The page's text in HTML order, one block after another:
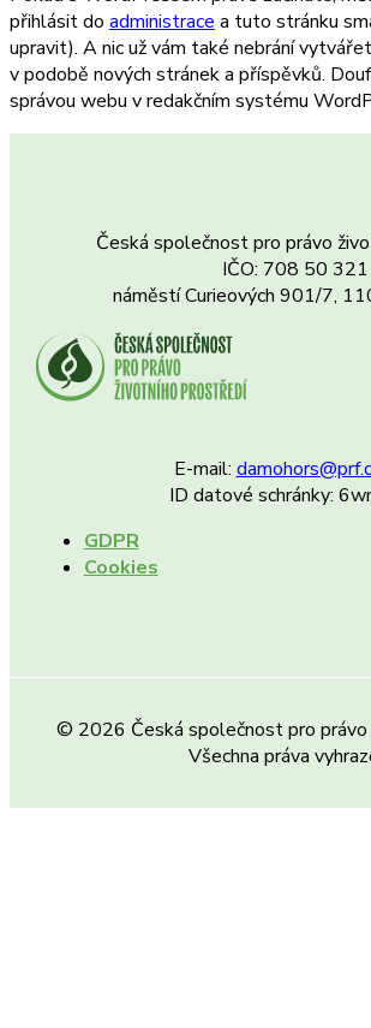
přihlásit do administrace a tuto stránku
upravit). A nic už vám také nebrání
v podobě nových stránek a příspěvků.
správou webu v redakčním systému
Česká společnost pro právo
IČO: 708 50 321
náměstí Curieových 901/7,
E-mail:
ID datové schránky:
GDPR
Cookies
© 2026 Česká společnost pro
Všechna práva